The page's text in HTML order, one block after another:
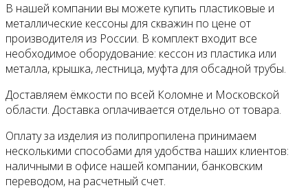
В нашей компании вы можете купить пластиковые и
металлические кессоны для скважин по цене от
производителя из России. В комплект входит все
необходимое оборудование: кессон из пластика или
металла, крышка, лестница, муфта для обсадной трубы.
Доставляем ёмкости по всей Коломне и Московской
области. Доставка оплачивается отдельно от товара.
Оплату за изделия из полипропилена принимаем
несколькими способами для удобства наших клиентов:
наличными в офисе нашей компании, банковским
переводом, на расчетный счет.